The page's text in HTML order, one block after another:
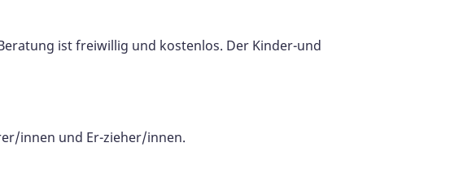
ist freiwillig und kostenlos. Der Kinder-und
innen und Er-zieher/innen.